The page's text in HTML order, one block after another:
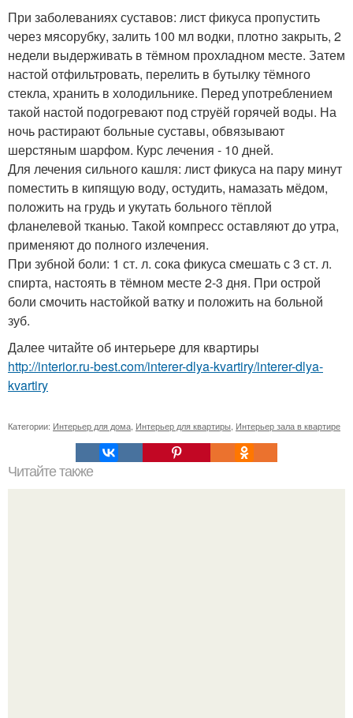
При заболеваниях суставов: лист фикуса пропустить
через мясорубку, залить 100 мл водки, плотно закрыть, 2
недели выдерживать в тёмном прохладном месте. Затем
настой отфильтровать, перелить в бутылку тёмного
стекла, хранить в холодильнике. Перед употреблением
такой настой подогревают под струёй горячей воды. На
ночь растирают больные суставы, обвязывают
шерстяным шарфом. Курс лечения - 10 дней.
Для лечения сильного кашля: лист фикуса на пару минут
поместить в кипящую воду, остудить, намазать мёдом,
положить на грудь и укутать больного тёплой
фланелевой тканью. Такой компресс оставляют до утра,
применяют до полного излечения.
При зубной боли: 1 ст. л. сока фикуса смешать с 3 ст. л.
спирта, настоять в тёмном месте 2-3 дня. При острой
боли смочить настойкой ватку и положить на больной
зуб.
Далее читайте об интерьере для квартиры
http://interior.ru-best.com/interer-dlya-kvartiry/interer-dlya-
kvartiry
Категории: Интерьер для дома Интерьер для квартиры Интерьер зала в квартире
Читайте также